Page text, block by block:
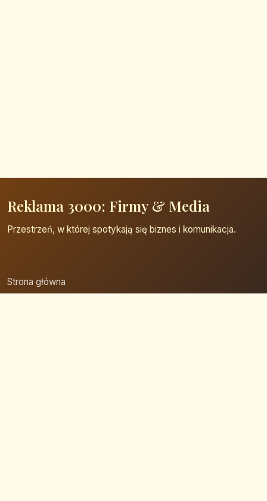
Reklama 3000: Firmy & Media
Przestrzeń, w której spotykają się biznes i komunikacja.
Strona główna